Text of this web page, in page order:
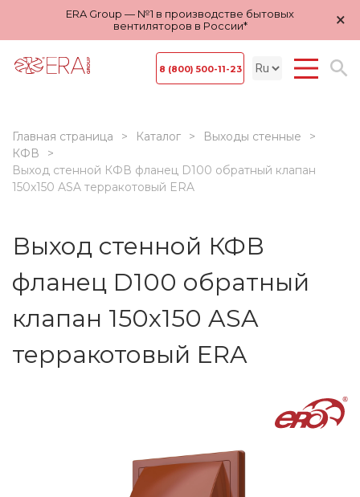
ERA Group — №1 в производстве бытовых
вентиляторов в России*
×
8 (800) 500-11-23
Главная страница Каталог
Выходы стенные
КФВ
Выход стенной КФВ фланец D100 обратный клапан
150x150 ASA терракотовый ERA
Выход стенной КФВ
фланец D100 обратный
клапан 150x150 ASA
терракотовый ERA